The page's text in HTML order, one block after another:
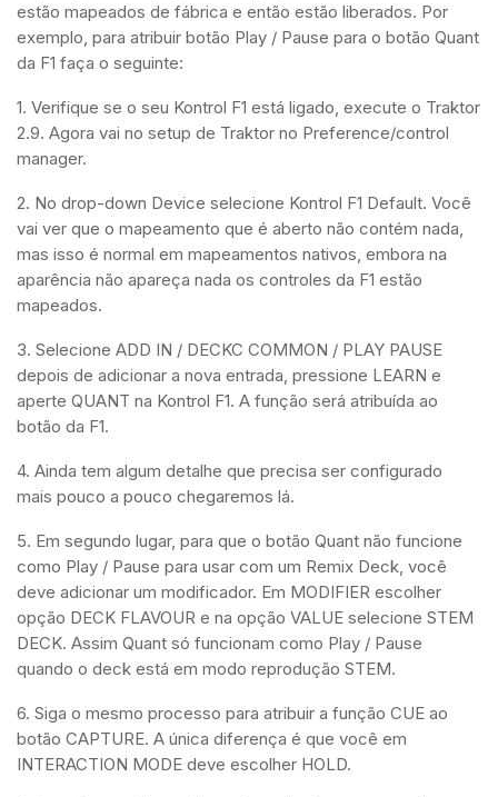
estão mapeados de fábrica e então estão liberados. Por
exemplo, para atribuir botão Play / Pause para o botão Quant
da F1 faça o seguinte:
1. Verifique se o seu Kontrol F1 está ligado, execute o Traktor
2.9. Agora vai no setup de Traktor no Preference/control
manager.
2. No drop-down Device selecione Kontrol F1 Default. Você
vai ver que o mapeamento que é aberto não contém nada,
mas isso é normal em mapeamentos nativos, embora na
aparência não apareça nada os controles da F1 estão
mapeados.
3. Selecione ADD IN / DECKC COMMON / PLAY PAUSE
depois de adicionar a nova entrada, pressione LEARN e
aperte QUANT na Kontrol F1. A função será atribuída ao
botão da F1.
4. Ainda tem algum detalhe que precisa ser configurado
mais pouco a pouco chegaremos lá.
5. Em segundo lugar, para que o botão Quant não funcione
como Play / Pause para usar com um Remix Deck, você
deve adicionar um modificador. Em MODIFIER escolher
opção DECK FLAVOUR e na opção VALUE selecione STEM
DECK. Assim Quant só funcionam como Play / Pause
quando o deck está em modo reprodução STEM.
6. Siga o mesmo processo para atribuir a função CUE ao
botão CAPTURE. A única diferença é que você em
INTERACTION MODE deve escolher HOLD.